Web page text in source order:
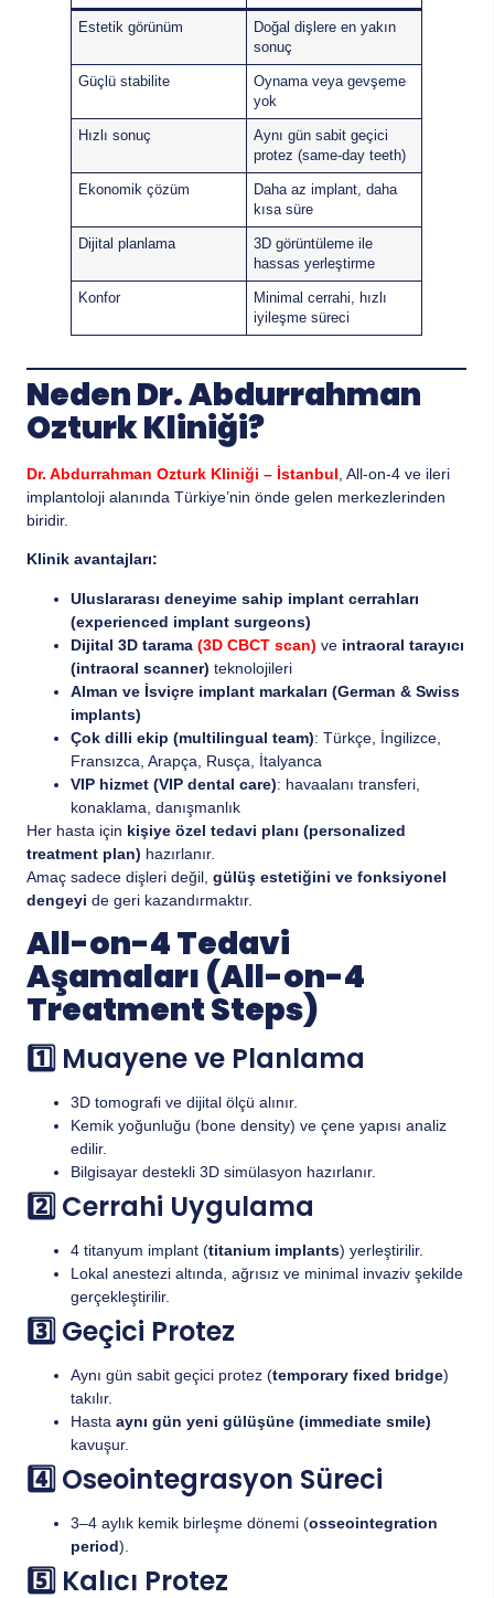
Estetik görünüm
Doğal dişlere en yakın
sonuç
Güçlü stabilite
Oynama veya gevşeme
yok
Hızlı sonuç
Aynı gün sabit geçici
protez (same-day teeth)
Ekonomik çözüm
Daha az implant, daha
kısa süre
Dijital planlama
3D görüntüleme ile
hassas yerleştirme
Konfor
Minimal cerrahi, hızlı
iyileşme süreci
Neden Dr. Abdurrahman
Ozturk Kliniği?
Dr. Abdurrahman Ozturk Kliniği – İstanbul , All-on-4 ve ileri
implantoloji alanında Türkiye’nin önde gelen merkezlerinden
biridir.
Klinik avantajları:
Uluslararası deneyime sahip implant cerrahları
(experienced implant surgeons)
Dijital 3D tarama (3D CBCT scan) ve intraoral tarayıcı
(intraoral scanner) teknolojileri
Alman ve İsviçre implant markaları (German & Swiss
implants)
Çok dilli ekip (multilingual team): Türkçe, İngilizce,
Fransızca, Arapça, Rusça, İtalyanca
VIP hizmet (VIP dental care): havaalanı transferi,
konaklama, danışmanlık
Her hasta için kişiye özel tedavi planı (personalized
treatment plan) hazırlanır.
Amaç sadece dişleri değil, gülüş estetiğini ve fonksiyonel
dengeyi de geri kazandırmaktır.
All-on-4 Tedavi
Aşamaları (All-on-4
Treatment Steps)
1️⃣ Muayene ve Planlama
3D tomografi ve dijital ölçü alınır.
Kemik yoğunluğu (bone density) ve çene yapısı analiz
edilir.
Bilgisayar destekli 3D simülasyon hazırlanır.
2️⃣ Cerrahi Uygulama
4 titanyum implant (titanium implants) yerleştirilir.
Lokal anestezi altında, ağrısız ve minimal invaziv şekilde
gerçekleştirilir.
3️⃣ Geçici Protez
Aynı gün sabit geçici protez (temporary fixed bridge)
takılır.
Hasta aynı gün yeni gülüşüne (immediate smile)
kavuşur.
4️⃣ Oseointegrasyon Süreci
3–4 aylık kemik birleşme dönemi (osseointegration
period).
5️⃣ Kalıcı Protez